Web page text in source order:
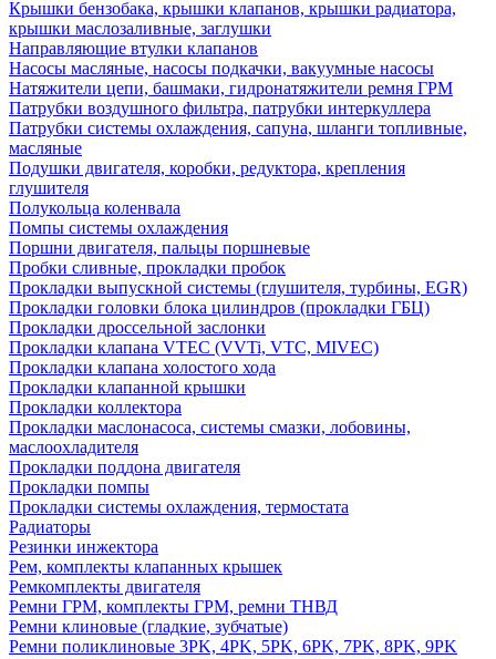
Крышки бензобака, крышки клапанов, крышки радиатора,
крышки маслозаливные, заглушки
Направляющие втулки клапанов
Насосы масляные, насосы подкачки, вакуумные насосы
Натяжители цепи, башмаки, гидронатяжители ремня ГРМ
Патрубки воздушного фильтра, патрубки интеркуллера
Патрубки системы охлаждения, сапуна, шланги топливные,
масляные
Подушки двигателя, коробки, редуктора, крепления
глушителя
Полукольца коленвала
Помпы системы охлаждения
Поршни двигателя, пальцы поршневые
Пробки сливные, прокладки пробок
Прокладки выпускной системы (глушителя, турбины, EGR)
Прокладки головки блока цилиндров (прокладки ГБЦ)
Прокладки дроссельной заслонки
Прокладки клапана VTEC (VVTi, VTC, MIVEC)
Прокладки клапана холостого хода
Прокладки клапанной крышки
Прокладки коллектора
Прокладки маслонасоса, системы смазки, лобовины,
маслоохладителя
Прокладки поддона двигателя
Прокладки помпы
Прокладки системы охлаждения, термостата
Радиаторы
Резинки инжектора
Рем, комплекты клапанных крышек
Ремкомплекты двигателя
Ремни ГРМ, комплекты ГРМ, ремни ТНВД
Ремни клиновые (гладкие, зубчатые)
Ремни поликлиновые 3PK, 4PK, 5PK, 6PK, 7PK, 8PK, 9PK